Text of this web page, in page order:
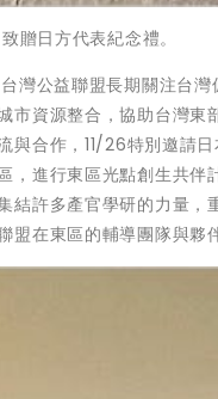
贈日方代表紀念禮。
灣公益聯盟長期關注台
市資源整合，協助台灣
與合作，11/26特別邀請
，進行東區光點創生共
結許多產官學研的力量
在東區的輔導團隊與夥